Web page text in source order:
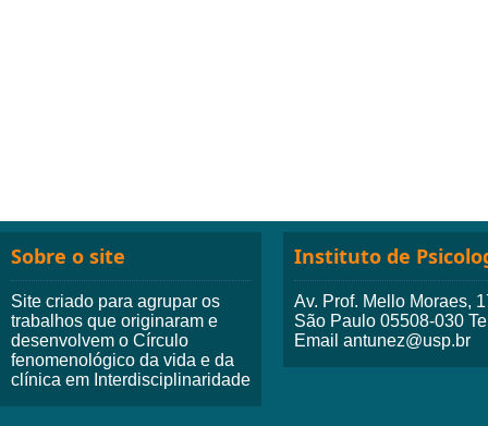
Sobre o site
Site criado para agrupar os
trabalhos que originaram e
desenvolvem o Círculo
fenomenológico da vida e da
clínica em Interdisciplinaridade
Instituto de
Av. Prof. Mello Moraes,
São Paulo 05508-030
Email antunez@usp.br